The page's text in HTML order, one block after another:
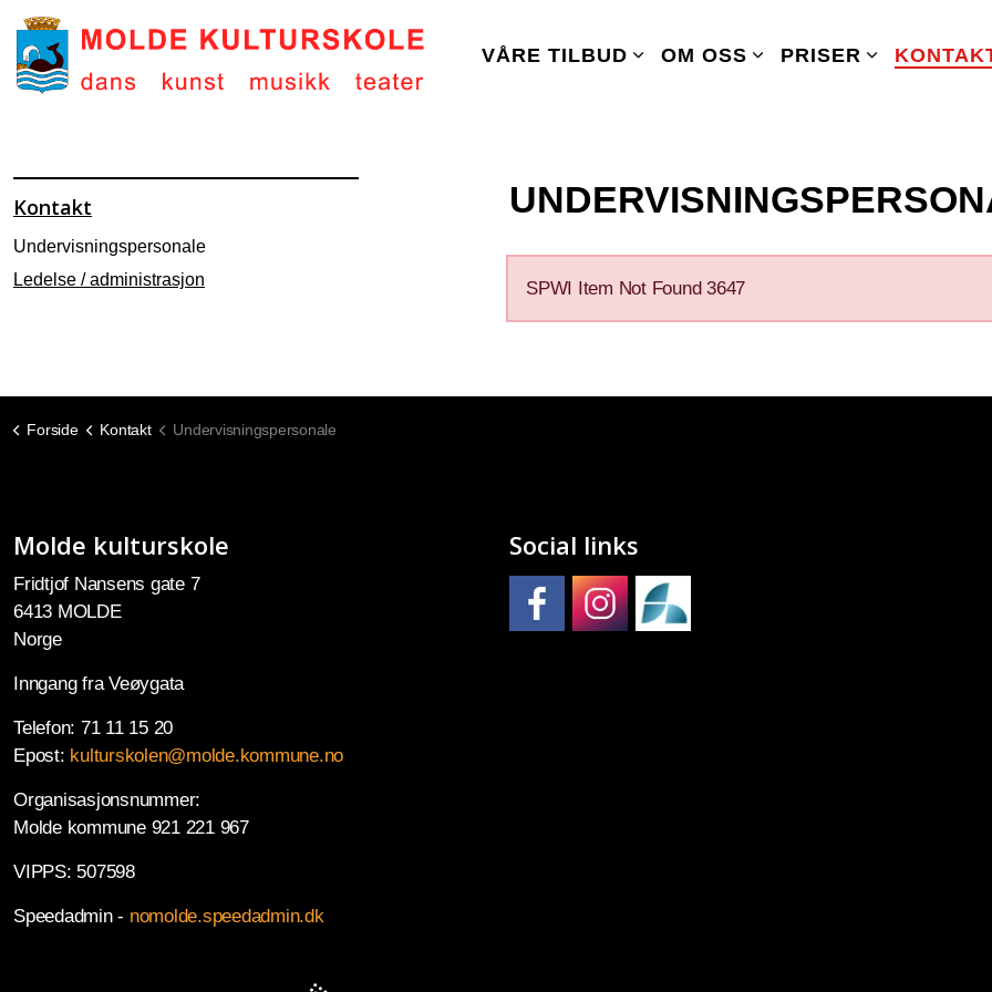
VÅRE TILBUD OM OSS PRISER
SPWI Item Not Found 3647
Kontakt
Undervisningspersonale
Ledelse / administrasjon
Forside Kontakt Undervisningspersonale
Molde kulturskole
Fridtjof Nansens gate 7
6413 MOLDE
Norge
Inngang fra Veøygata
Telefon: 71 11 15 20
Epost: kulturskolen@molde.kommune.no
Organisasjonsnummer:
Molde kommune 921 221 967
VIPPS: 507598
Speedadmin - nomolde.speedadmin.dk
Social links